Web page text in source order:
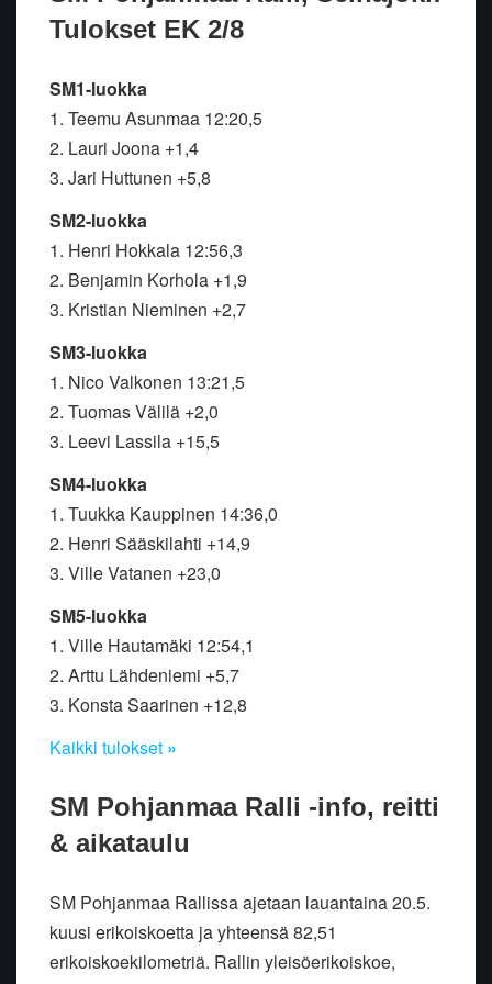
Tulokset EK 2/8
SM1-luokka
1. Teemu Asunmaa 12:20,5
2. Lauri Joona +1,4
3. Jari Huttunen +5,8
SM2-luokka
1. Henri Hokkala 12:56,3
2. Benjamin Korhola +1,9
3. Kristian Nieminen +2,7
SM3-luokka
1. Nico Valkonen 13:21,5
2. Tuomas Välilä +2,0
3. Leevi Lassila +15,5
SM4-luokka
1. Tuukka Kauppinen 14:36,0
2. Henri Sääskilahti +14,9
3. Ville Vatanen +23,0
SM5-luokka
1. Ville Hautamäki 12:54,1
2. Arttu Lähdeniemi +5,7
3. Konsta Saarinen +12,8
Kaikki tulokset »
SM Pohjanmaa Ralli -info, reitti
& aikataulu
SM Pohjanmaa Rallissa ajetaan lauantaina 20.5.
kuusi erikoiskoetta ja yhteensä 82,51
erikoiskoekilometriä. Rallin yleisöerikoiskoe,